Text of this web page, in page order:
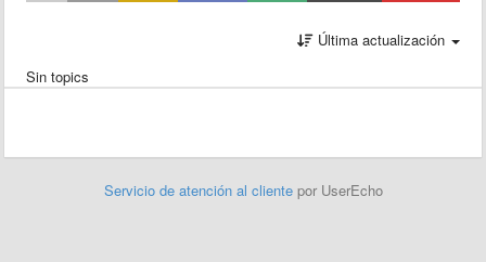
Última actualización
Sin topics
Servicio de atención al cliente por UserEcho